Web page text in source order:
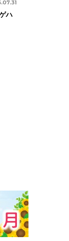
ハ